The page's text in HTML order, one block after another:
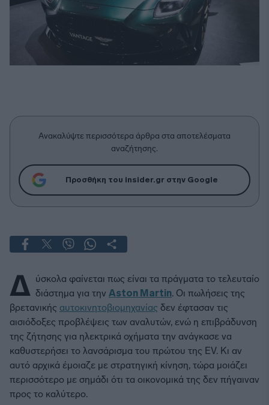
Ανακαλύψτε περισσότερα άρθρα στα αποτελέσματα
αναζήτησης.
Προσθήκη του insider.gr στην Google
Δ ύσκολα φαίνεται πως είναι τα πράγματα το τελευταίο
διάστημα για την Aston Martin. Οι πωλήσεις της
βρετανικής αυτοκινητοβιομηχανίας δεν έφτασαν τις
αισιόδοξες προβλέψεις των αναλυτών, ενώ η επιβράδυνση
της ζήτησης για ηλεκτρικά οχήματα την ανάγκασε να
καθυστερήσει το λανσάρισμα του πρώτου της EV. Κι αν
αυτό αρχικά έμοιαζε με στρατηγική κίνηση, τώρα μοιάζει
περισσότερο με σημάδι ότι τα οικονομικά της δεν πήγαιναν
προς το καλύτερο.